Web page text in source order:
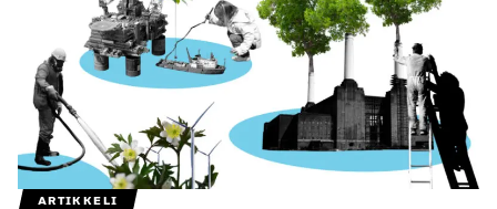
ARTIKKELI